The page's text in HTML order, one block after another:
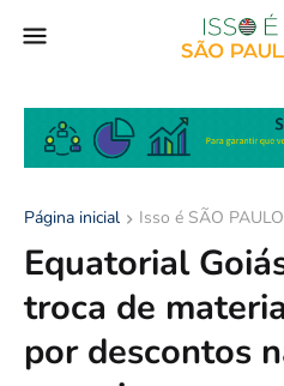
Página inicial Isso é SÃO PAULO
Equatorial
troca de
por descontos